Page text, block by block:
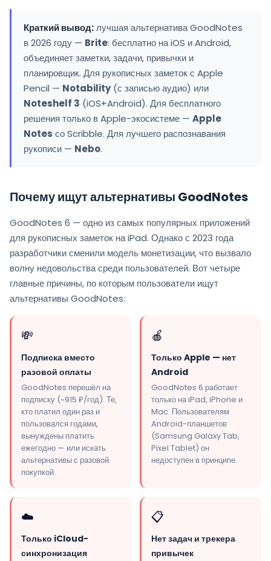
Краткий вывод:лучшая альтернатива GoodNotes
в 2026 году — Brite: бесплатно на iOS и Android,
объединяет заметки, задачи, привычки и
планировщик. Для рукописных заметок с Apple
Pencil — Notability(с записью аудио) или
Noteshelf 3 (iOS+Android). Для бесплатного
решения только в Apple-экосистеме — Apple
Notes со Scribble. Для лучшего распознавания
рукописи — Nebo.
Почему ищут альтернативы GoodNotes
GoodNotes 6 — одно из самых популярных приложений
для рукописных заметок на iPad. Однако с 2023 года
разработчики сменили модель монетизации, что вызвало
волну недовольства среди пользователей. Вот четыре
главные причины, по которым пользователи ищут
альтернативы GoodNotes:
💸
Подписка вместо
разовой оплаты
GoodNotes перешёл на
подписку (~915 ₽/год). Те,
кто платил один раз и
пользовался годами,
вынуждены платить
ежегодно — или искать
альтернативы с разовой
покупкой.
🍎
Только Apple — нет
Android
GoodNotes 6 работает
только на iPad, iPhone и
Mac. Пользователям
Android-планшетов
(Samsung Galaxy Tab,
Pixel Tablet) он
недоступен в принципе.
☁️
Только iCloud-
синхронизация
📋
Нет задач и трекера
привычек